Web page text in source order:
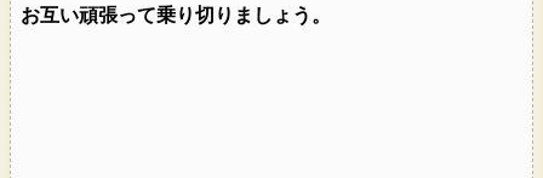
お互い頑張って乗り切りましょう。